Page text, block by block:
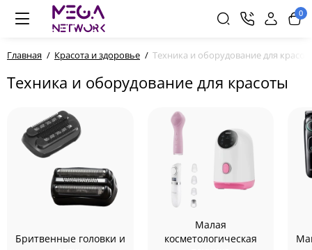
0
Главная Красота и здоровье Техника и оборудование для
Техника и оборудование для красоты
Бритвенные головки и
Малая
косметологическая